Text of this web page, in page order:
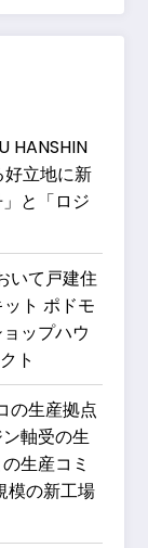
HANSHIN
好立地に新
と「ロジ
いて戸建住
ト ポドモ
ップハウ
ト
の生産拠点
軸受の生
生産コミ
模の新工場